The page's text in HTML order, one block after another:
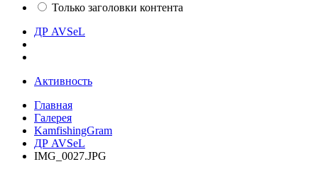
Только заголовки контента
ДР AVSeL
Активность
Главная
Галерея
KamfishingGram
ДР AVSeL
IMG_0027.JPG